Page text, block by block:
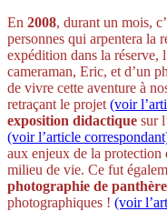
En 2008, durant un mois,
personnes qui arpentera la
expédition dans la réserve,
cameraman, Eric, et d’un
de vivre cette aventure à
retraçant le projet (voir
exposition didactique sur
(voir l’article
aux enjeux de la protection
milieu de vie. Ce fut
photographie de panthère
photographiques ! (voir